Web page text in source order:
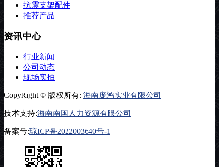
抗震支架配件
推荐产品
资讯中心
行业新闻
公司动态
现场实拍
CopyRight © 版权所有: 海南庞鸿实业有限公司
技术支持:海南南国人力资源有限公司
备案号:琼ICP备2022003640号-1